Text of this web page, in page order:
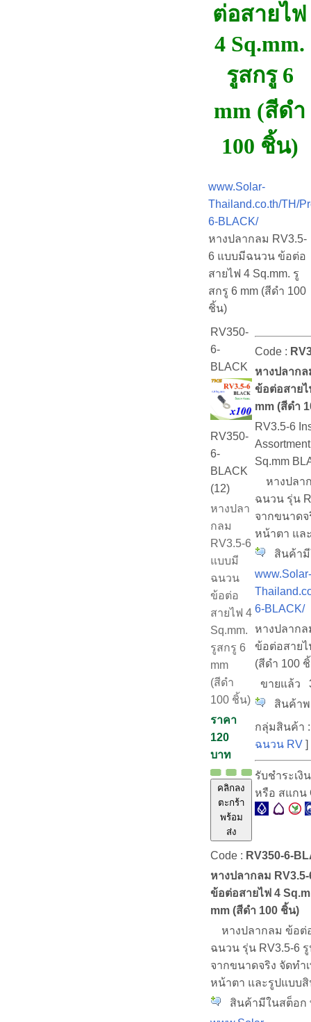
ต่อสายไฟ
4 Sq.mm.
รูสกรู 6
mm (สีดำ
100 ชิ้น)
www.Solar-
Thailand.co.th/TH/
6-BLACK/
หางปลากลม RV3.5-
6 แบบมีฉนวน ข้อต่อ
สายไฟ 4 Sq.mm. รู
สกรู 6 mm (สีดำ 100
ชิ้น)
RV350-
6-
BLACK
RV350-
6-
BLACK
(12)
หางปลา
กลม
RV3.5-6
แบบมี
ฉนวน
ข้อต่อ
สายไฟ 4
Sq.mm.
รูสกรู 6
mm
(สีดำ
100 ชิ้น)
ราคา
120
บาท
คลิกลง
ตะกร้า
พร้อม
ส่ง
Code :
หางปลาก
ข้อต่อสายไ
mm (สีดำ
RV3.5-6
Sq.mm
หางปลา
ฉนวน รุ่น
จากขนาดจ
หน้าตา แล
สินค้ามี
www.Solar-
6-BLACK/
หางปลาก
ข้อต่อสายไ
(สีดำ 100
ขายแล้ว
สินค้าพ
กลุ่มสินค้า
ฉนวน RV ]
รับชำระเงิ
หรือ สแกน
Code : RV350-6-
หางปลากลม
ข้อต่อสายไฟ 4
mm (สีดำ 100 ชิ้น)
หางปลากลม ข้อต่
ฉนวน รุ่น RV3.5-6
จากขนาดจริง จัดทำ
หน้าตา และรูปแบบ
สินค้ามีในสต็อก